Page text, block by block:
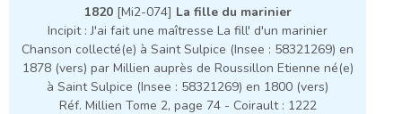
1820[Mi2-074] La fille du marinier
Incipit : J'ai fait une maîtresse La fill' d'un marinier
Chanson collecté(e) à Saint Sulpice (Insee : 58321269) en
1878 (vers) par Millien auprès de Roussillon Etienne né(e)
à Saint Sulpice (Insee : 58321269) en 1800 (vers)
Réf. Millien Tome 2, page 74 - Coirault : 1222